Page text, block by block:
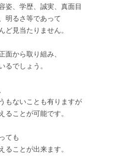
姿、学歴、誠実、真面目
明るさ等であって
ど見当たりません。
面から取り組み、
るでしょう。
もないことも有りますが
ることが可能です。
ても
ることが出来ます。